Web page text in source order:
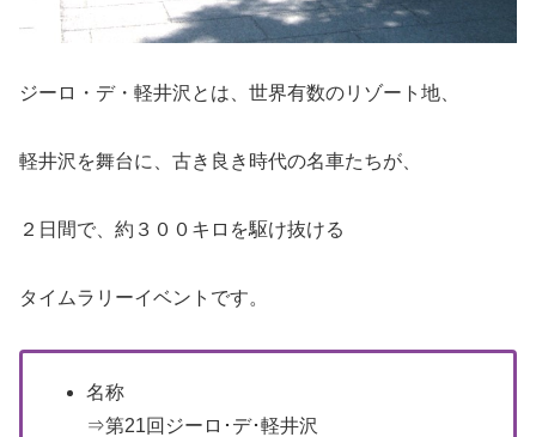
ジーロ・デ・軽井沢とは、世界有数のリゾート地、
軽井沢を舞台に、古き良き時代の名車たちが、
２日間で、約３００キロを駆け抜ける
タイムラリーイベントです。
名称
⇒第21回ジーロ･デ･軽井沢